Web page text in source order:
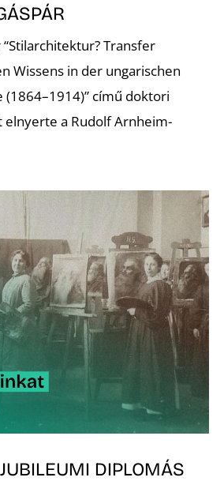
“Stilarchitektur? Transfer
Wissens in der ungarischen
című doktori
elnyerte a Rudolf Arnheim-
DIPLOMÁS